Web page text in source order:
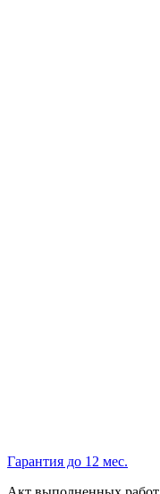
Гарантия до 12 мес.